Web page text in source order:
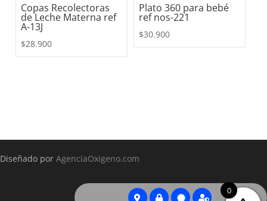
Copas Recolectoras
de Leche Materna ref
A-13J
$28.900
Plato 360 para bebé
ref nos-221
$30.900
Diseñado por AgenciaOxigeno.com
0